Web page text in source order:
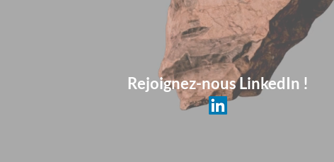
Rejoignez-nous LinkedIn !